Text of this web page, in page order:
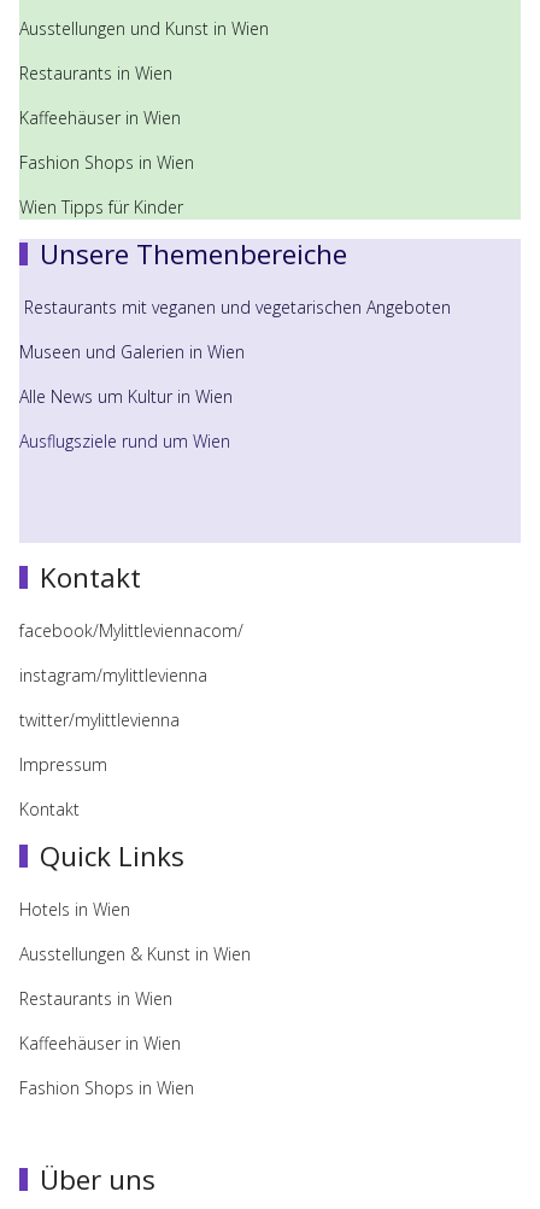
Ausstellungen und Kunst in Wien
Restaurants in Wien
Kaffeehäuser in Wien
Fashion Shops in Wien
Wien Tipps für Kinder
Unsere Themenbereiche
Restaurants mit veganen und vegetarischen Angeboten
Museen und Galerien in Wien
Alle News um Kultur in Wien
Ausflugsziele rund um Wien
Kontakt
facebook/Mylittleviennacom/
instagram/mylittlevienna
twitter/mylittlevienna
Impressum
Kontakt
Quick Links
Hotels in Wien
Ausstellungen & Kunst in Wien
Restaurants in Wien
Kaffeehäuser in Wien
Fashion Shops in Wien
Über uns